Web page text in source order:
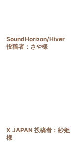
SoundHorizon/Hiver
投稿者：さや様
X JAPAN 投稿者：紗姫
様